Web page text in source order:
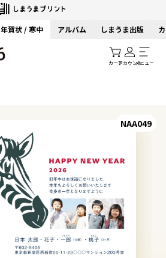
年賀状 / 寒中 アルバム しまうま出版
カートアカウントメニュー
NAA049